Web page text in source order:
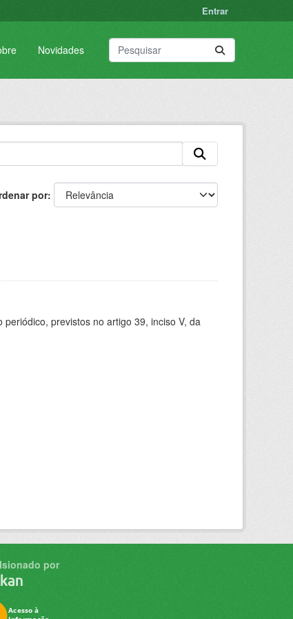
Entrar
Novidades
por
previstos no artigo 39, inciso V, da
por